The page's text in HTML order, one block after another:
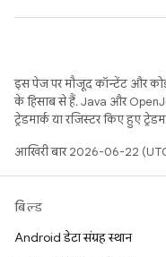
इस पेज पर मौजूद कॉन्टेंट और
के हिसाब से हैं. Java और
ट्रेडमार्क या रजिस्टर किए हुए
आखिरी बार 2026-06-22
बिल्ड
Android डेटा संग्रह स्थान